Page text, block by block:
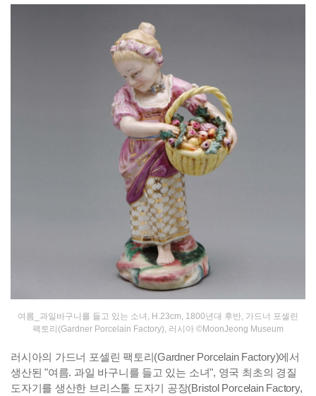
여름_과일바구니를 들고 있는 소녀, H.23cm, 1800년대 후반, 가드너 포셀린
팩토리(Gardner Porcelain Factory), 러시아 ©MoonJeong Museum
러시아의 가드너 포셀린 팩토리(Gardner Porcelain Factory)에서
생산된 "여름. 과일 바구니를 들고 있는 소녀", 영국 최초의 경질
도자기를 생산한 브리스톨 도자기 공장(Bristol Porcelain Factory,